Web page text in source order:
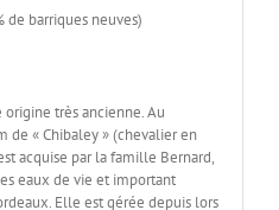
de barriques neuves)
très ancienne. Au
de « Chibaley » (chevalier en
acquise par la famille Bernard,
eaux de vie et important
Elle est gérée depuis lors